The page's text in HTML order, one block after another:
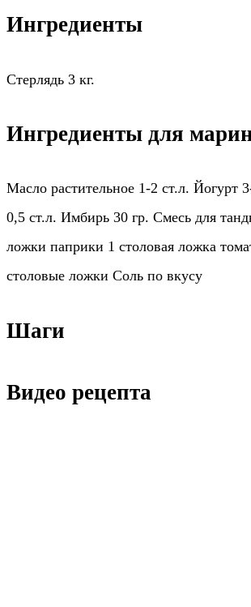
Ингредиенты
Стерлядь 3 кг.
Ингредиенты для
Масло растительное 1-2 ст.л. Йогурт
0,5 ст.л. Имбирь 30 гр. Смесь для
ложки паприки 1 столовая ложка
столовые ложки Соль по вкусу
Шаги
Видео рецепта